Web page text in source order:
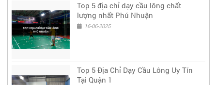
Top 5 địa chỉ dạy cầu lông chất
lượng nhất Phú Nhuận
16-06-2025
Top 5 Địa Chỉ Dạy Cầu Lông Uy Tín
Tại Quận 1